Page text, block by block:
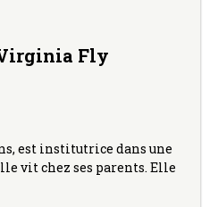
Fly
est institutrice dans une
vit chez ses parents. Elle